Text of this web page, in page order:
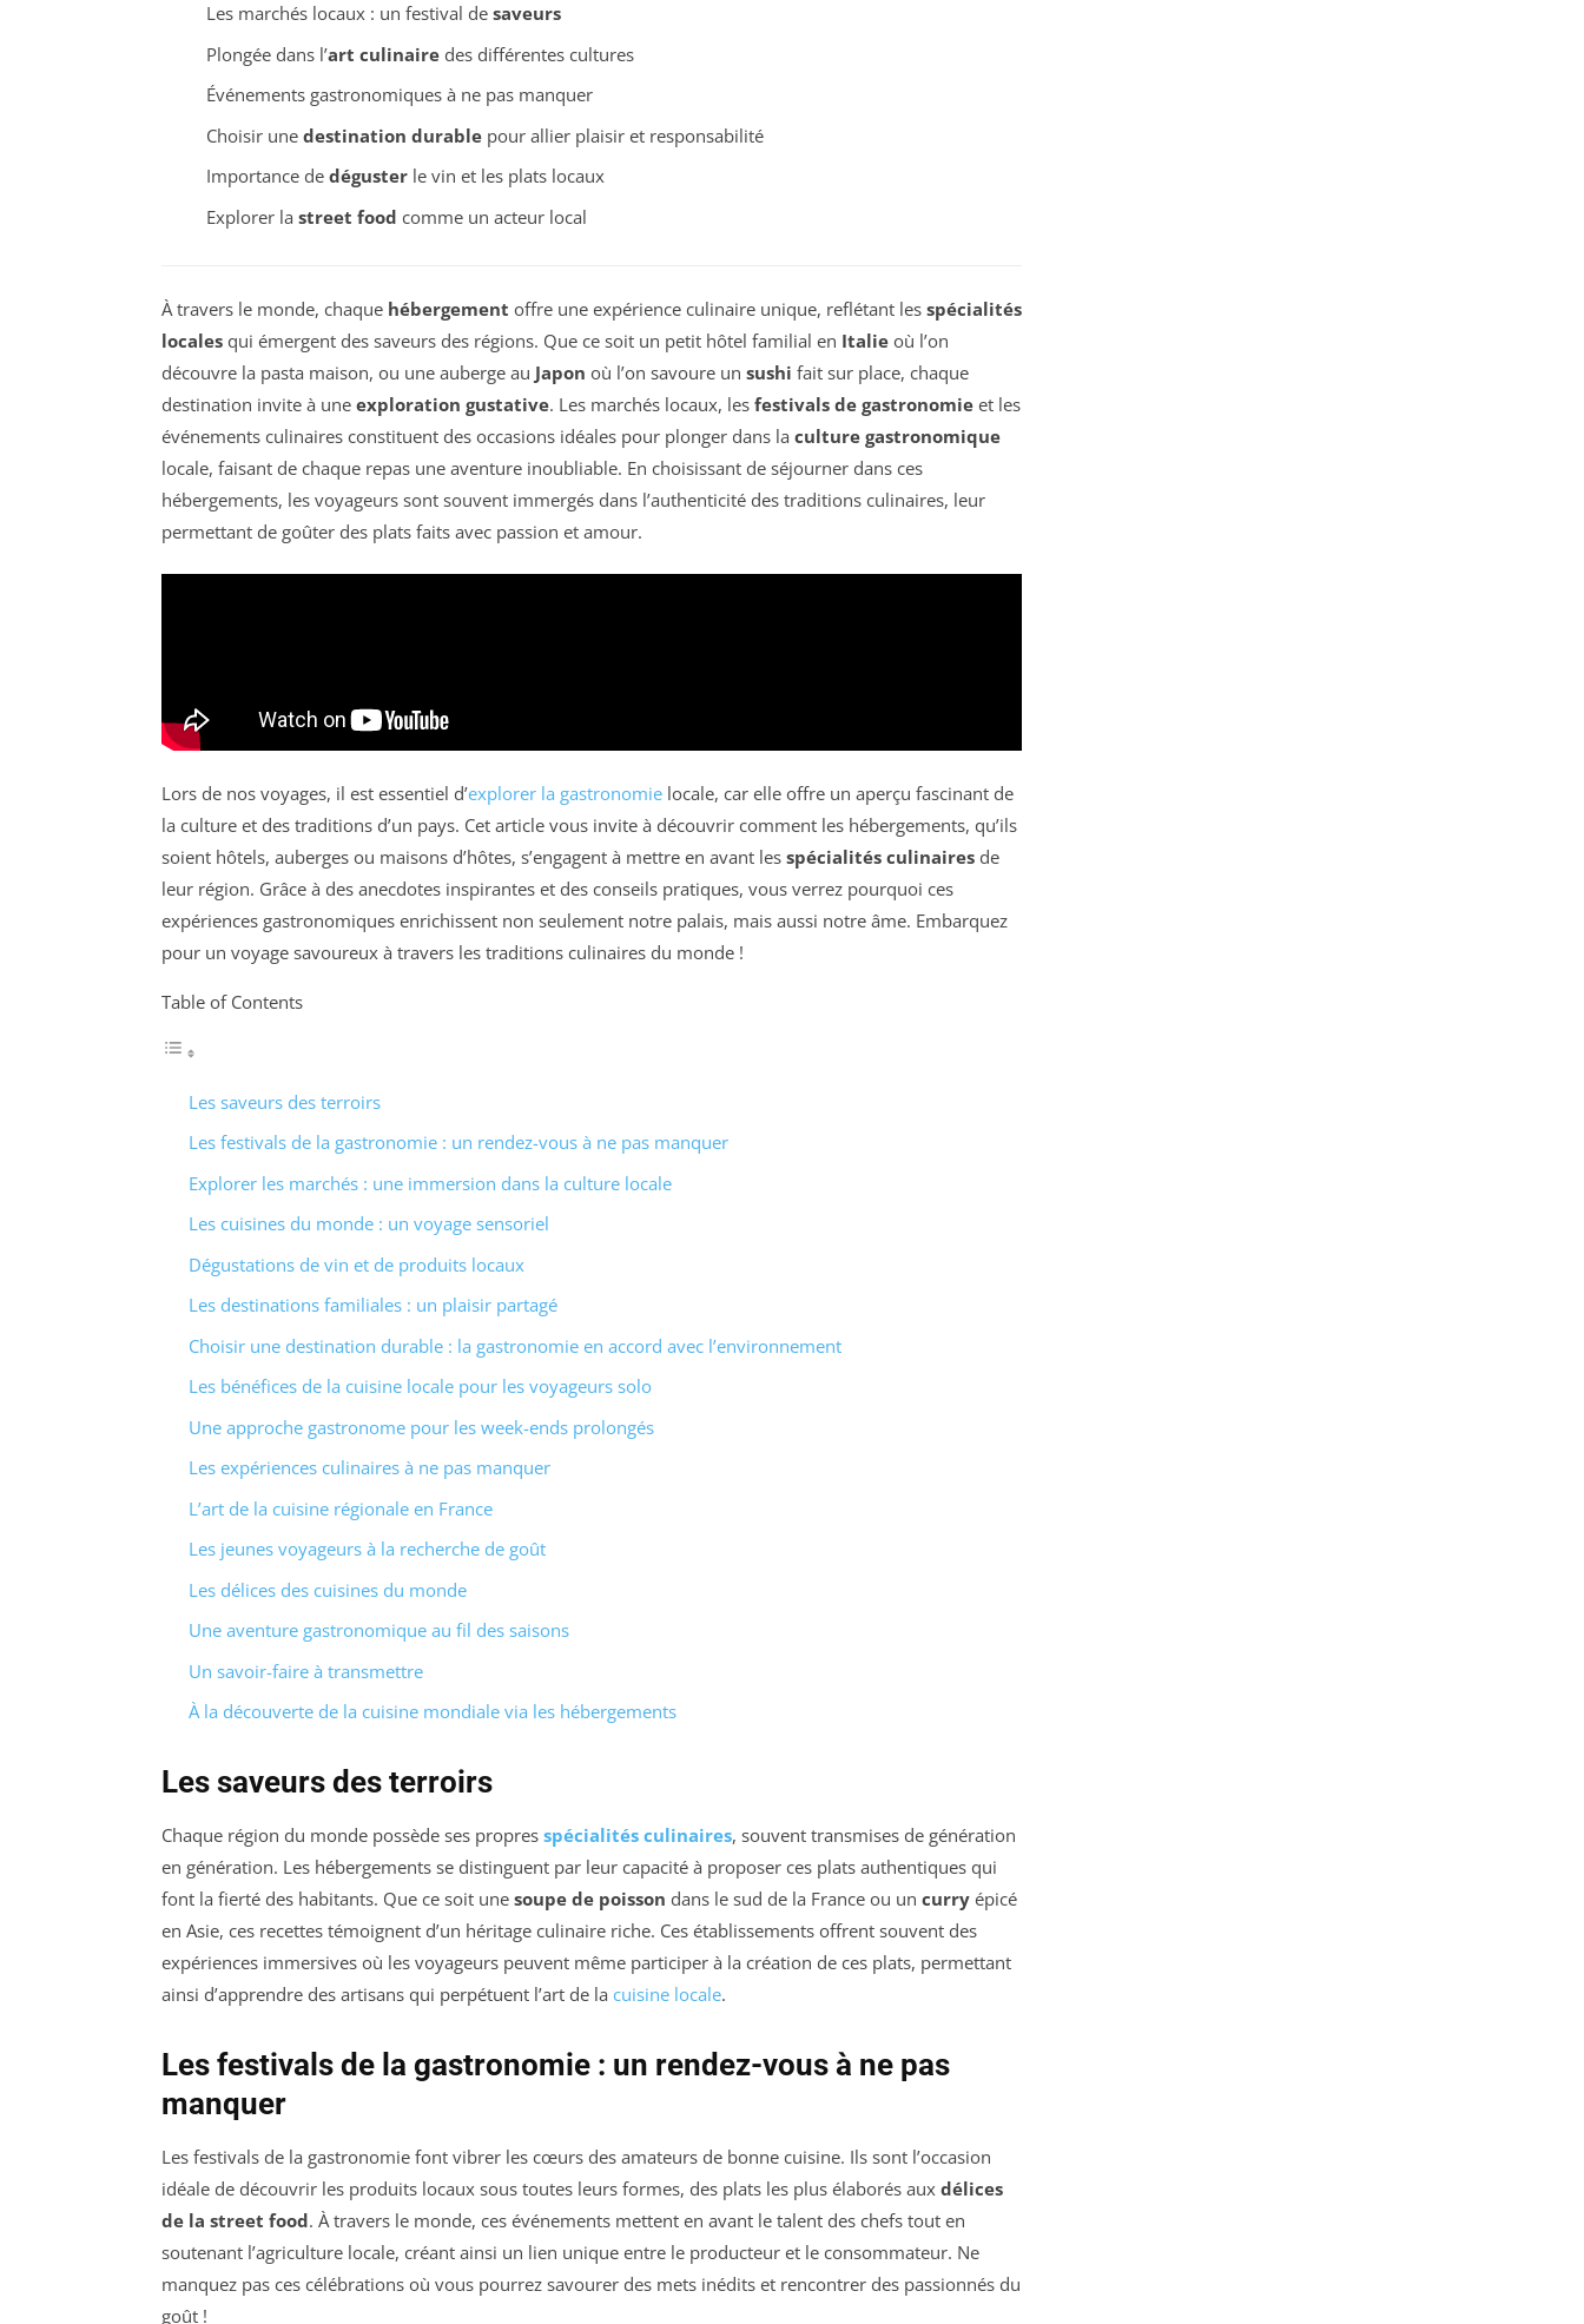
Les marchés locaux : un festival de saveurs
Plongée dans l’art culinairedes différentes cultures
Événements gastronomiques à ne pas manquer
Choisir une destination durablepour allier plaisir et responsabilité
Importance de dégusterle vin et les plats locaux
Explorer la street food comme un acteur local
À travers le monde, chaque hébergement offre une expérience culinaire unique, reflétant les spécialités
locales qui émergent des saveurs des régions. Que ce soit un petit hôtel familial en Italie où l’on
découvre la pasta maison, ou une auberge au Japon où l’on savoure un sushi fait sur place, chaque
destination invite à une exploration gustative. Les marchés locaux, les festivals de gastronomie et les
événements culinaires constituent des occasions idéales pour plonger dans la culture gastronomique
locale, faisant de chaque repas une aventure inoubliable. En choisissant de séjourner dans ces
hébergements, les voyageurs sont souvent immergés dans l’authenticité des traditions culinaires, leur
permettant de goûter des plats faits avec passion et amour.
Lors de nos voyages, il est essentiel d’explorer la gastronomie locale, car elle offre un aperçu fascinant de
la culture et des traditions d’un pays. Cet article vous invite à découvrir comment les hébergements, qu’ils
soient hôtels, auberges ou maisons d’hôtes, s’engagent à mettre en avant les spécialités culinaires de
leur région. Grâce à des anecdotes inspirantes et des conseils pratiques, vous verrez pourquoi ces
expériences gastronomiques enrichissent non seulement notre palais, mais aussi notre âme. Embarquez
pour un voyage savoureux à travers les traditions culinaires du monde !
Table of Contents
Les saveurs des terroirs
Les festivals de la gastronomie : un rendez-vous à ne pas manquer
Explorer les marchés : une immersion dans la culture locale
Les cuisines du monde : un voyage sensoriel
Dégustations de vin et de produits locaux
Les destinations familiales : un plaisir partagé
Choisir une destination durable : la gastronomie en accord avec l’environnement
Les bénéfices de la cuisine locale pour les voyageurs solo
Une approche gastronome pour les week-ends prolongés
Les expériences culinaires à ne pas manquer
L’art de la cuisine régionale en France
Les jeunes voyageurs à la recherche de goût
Les délices des cuisines du monde
Une aventure gastronomique au fil des saisons
Un savoir-faire à transmettre
À la découverte de la cuisine mondiale via les hébergements
Les saveurs des terroirs
Chaque région du monde possède ses propres spécialités culinaires, souvent transmises de génération
en génération. Les hébergements se distinguent par leur capacité à proposer ces plats authentiques qui
font la fierté des habitants. Que ce soit une soupe de poisson dans le sud de la France ou un curry épicé
en Asie, ces recettes témoignent d’un héritage culinaire riche. Ces établissements offrent souvent des
expériences immersives où les voyageurs peuvent même participer à la création de ces plats, permettant
ainsi d’apprendre des artisans qui perpétuent l’art de la cuisine locale.
Les festivals de la gastronomie : un rendez-vous à ne pas
manquer
Les festivals de la gastronomie font vibrer les cœurs des amateurs de bonne cuisine. Ils sont l’occasion
idéale de découvrir les produits locaux sous toutes leurs formes, des plats les plus élaborés aux délices
de la street food. À travers le monde, ces événements mettent en avant le talent des chefs tout en
soutenant l’agriculture locale, créant ainsi un lien unique entre le producteur et le consommateur. Ne
manquez pas ces célébrations où vous pourrez savourer des mets inédits et rencontrer des passionnés du
goût !